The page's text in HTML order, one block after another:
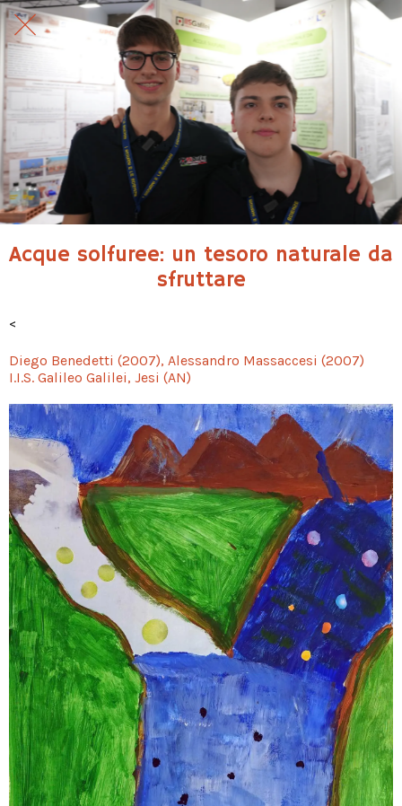
Acque solfuree: un tesoro naturale da
sfruttare
<
Diego Benedetti (2007), Alessandro Massaccesi (2007)
I.I.S. Galileo Galilei, Jesi (AN)